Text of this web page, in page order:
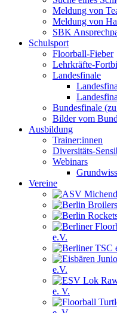
Meldung von
Meldung von
SBK
Schulsport
Floorball-Fieber
Lehrkräfte-
Landesfinale
Bundesfinale
Bilder vom
Ausbildung
Trainer:innen
Diversitäts-
Webinars
Vereine
e.V.
e.V.
e. V.